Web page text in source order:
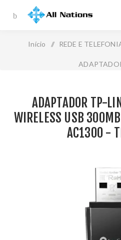
Início / REDE E
Mini Mu-Mimo
ADAPTADOR TP-
WIRELESS USB
AC1300 -